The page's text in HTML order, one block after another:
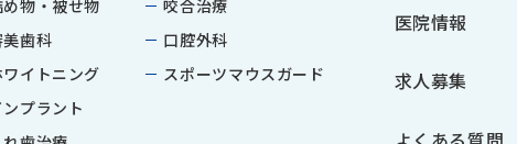
め物・被せ物
美歯科
ワイトニング
ンプラント
咬合治療
口腔外科
スポーツマウスガード
医院情報
求人募集